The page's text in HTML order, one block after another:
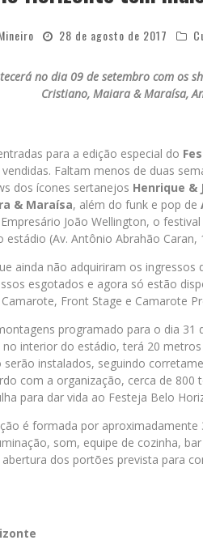
28 de agosto de 2017
no dia 09 de setembro com os
Cristiano, Maiara & Maraísa,
para a edição especial do
Faltam menos de duas
dos ícones sertanejos Henrique &
& Maraísa, além do funk e pop de
João Wellington, o
estádio (Av. Antônio Abrahão
ainda não adquiriram os
esgotados e agora só estão
Front Stage e Camarote
programado para o dia
interior do estádio, terá 20
serão instalados, seguindo
com a organização, cerca de
para dar vida ao Festeja Belo
é formada por
som, equipe de cozinha,
dos portões prevista para